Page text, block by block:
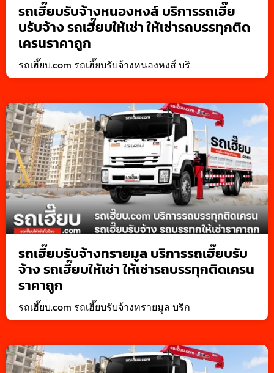
รถเฮี๊ยบรับจ้างหนองหงส์ บริการรถเฮี๊ย
บรับจ้าง รถเฮี๊ยบให้เช่า ให้เช่ารถบรรทุกติด
เครนราคาถูก
รถเฮี๊ยบ.com รถเฮี๊ยบรับจ้างหนองหงส์ บริ
รถเฮี๊ยบรับจ้างทรายมูล บริการรถเฮี๊ยบรับ
จ้าง รถเฮี๊ยบให้เช่า ให้เช่ารถบรรทุกติดเครน
ราคาถูก
รถเฮี๊ยบ.com รถเฮี๊ยบรับจ้างทรายมูล บริก